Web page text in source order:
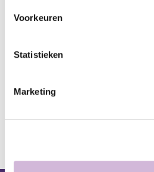
Voorkeuren
Statistieken
Marketing
Aan
kan de levertermijn iets langer zijn.